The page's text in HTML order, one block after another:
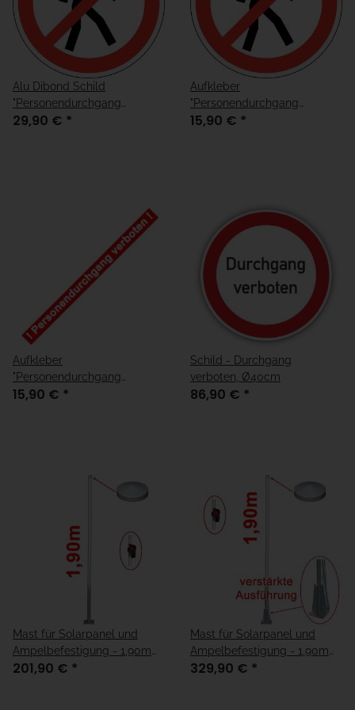
Alu Dibond Schild
"Personendurchgang
verboten" Rund Ø 20cm
29,90 € *
Aufkleber
"Personendurchgang
verboten" Rund Ø 15cm
15,90 € *
Aufkleber
"Personendurchgang
verboten" 3x40cm
15,90 € *
Schild - Durchgang
verboten, Ø40cm
86,90 € *
Mast für Solarpanel und
Ampelbefestigung - 1,90m
"Standard"
201,90 € *
Mast für Solarpanel und
Ampelbefestigung - 1,90m
"verstärkte Ausführung"
329,90 € *